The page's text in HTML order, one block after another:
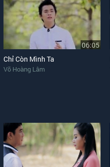
06:05
Chỉ Còn Mình Ta
Võ Hoàng Lâm